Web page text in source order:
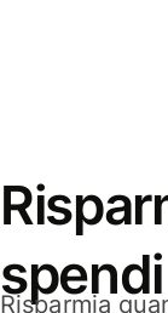
Risparmia